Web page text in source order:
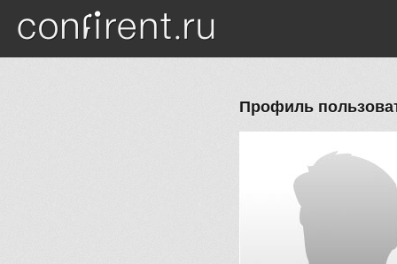
Перейти к основному содержанию
Профиль